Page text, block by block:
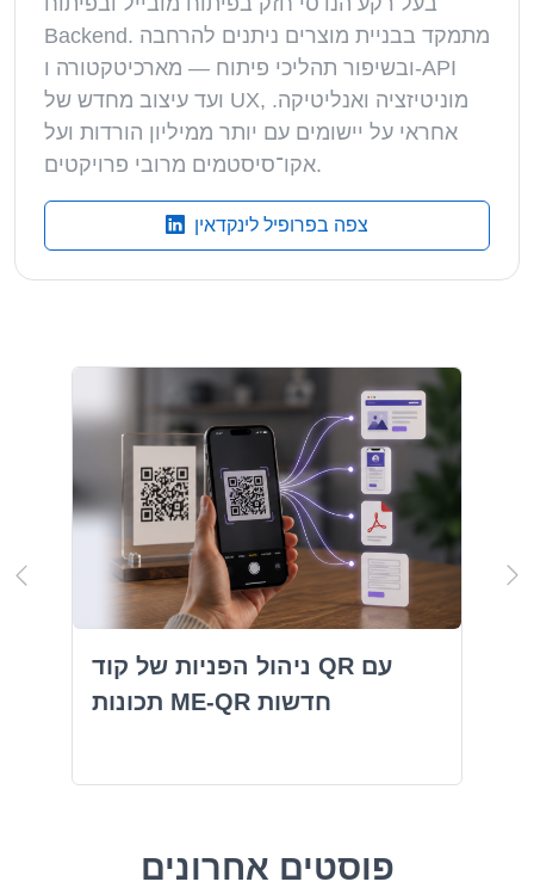
Backend. מתמקד בבניית מוצרים ניתנים להרחבה
ובשיפור תהליכי פיתוח — מארכיטקטורה ו-API
ועד עיצוב מחדש של UX, מוניטיזציה ואנליטיקה.
אחראי על יישומים עם יותר ממיליון הורדות ועל
אקו־סיסטמים מרובי פרויקטים.
צפה בפרופיל לינקדאין
ניהול הפניות של קוד QR עם
תכונות ME-QR חדשות
פוסטים אחרונים